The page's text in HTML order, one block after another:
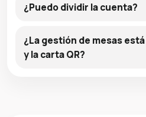
¿Puedo dividir la cuenta?
¿La gestión de mesas
y la carta QR?